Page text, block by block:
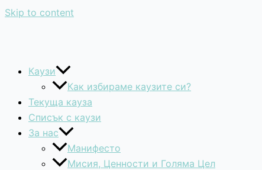
Skip to content
Каузи
Как избираме каузите си?
Текуща кауза
Списък с каузи
За нас
Манифесто
Мисия, Ценности и Голяма Цел